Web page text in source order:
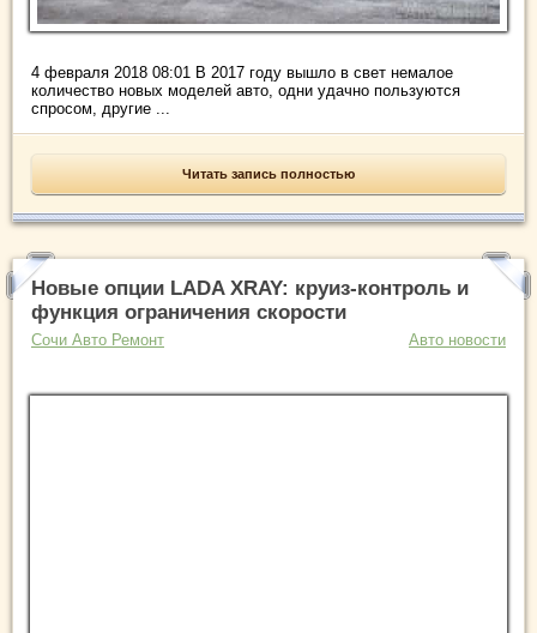
4 февраля 2018 08:01 В 2017 году вышло в свет немалое
количество новых моделей авто, одни удачно пользуются
спросом, другие ...
Читать запись полностью
Новые опции LADA XRAY: круиз-контроль и
функция ограничения скорости
Сочи Авто Ремонт Авто новости